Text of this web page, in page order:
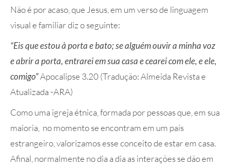
Não é por acaso, que Jesus, em um verso de linguagem
visual e familiar diz o seguinte:
“Eis que estou à porta e bato; se alguém ouvir a minha voz
e abrir a porta, entrarei em sua casa e cearei com ele, e ele,
comigo”Apocalipse 3.20 (Tradução: Almeida Revista e
Atualizada -ARA)
Como uma igreja étnica, formada por pessoas que, em sua
maioria, no momento se encontram em um país
estrangeiro, valorizamos esse conceito de estar em casa.
Afinal, normalmente no dia a dia as interações se dão em